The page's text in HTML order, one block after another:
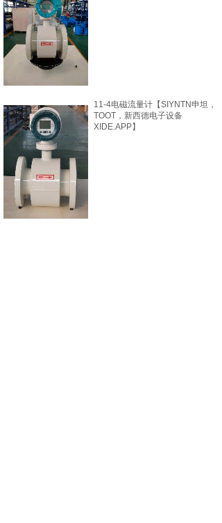
11-4电磁流量计【SIYNTN申坦，
TOOT，新西德电子设备
XIDE.APP】